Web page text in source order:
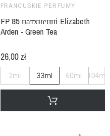
FRANCUSKIE PERFUMY
FP 85 натхненні Elizabeth
Arden - Green Tea
26,00 zł
2ml 33ml 60ml 104ml